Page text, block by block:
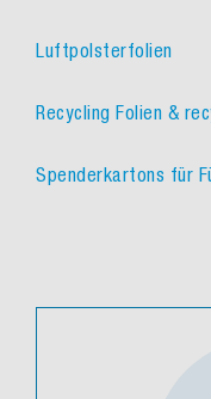
Luftpolsterfolien
Recycling Folien &
Spenderkartons für